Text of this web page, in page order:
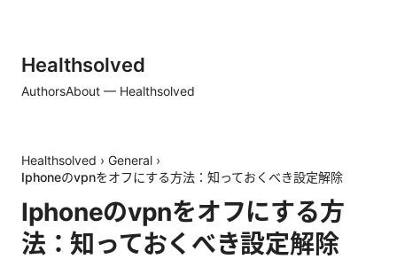
Healthsolved
AuthorsAbout — Healthsolved
Healthsolved › General ›
Iphoneのvpnをオフにする方法：知っておくべき設定解除
Iphoneのvpnをオフにする方
法：知っておくべき設定解除